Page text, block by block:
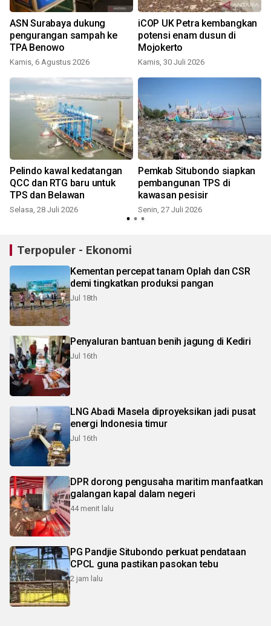
ASN Surabaya dukung
pengurangan sampah ke
TPA Benowo
Kamis, 6 Agustus 2026
iCOP UK Petra kembangkan
potensi enam dusun di
Mojokerto
Kamis, 30 Juli 2026
Pelindo kawal kedatangan
QCC dan RTG baru untuk
TPS dan Belawan
Selasa, 28 Juli 2026
Pemkab Situbondo siapkan
pembangunan TPS di
kawasan pesisir
Senin, 27 Juli 2026
Terpopuler - Ekonomi
Kementan percepat tanam Oplah dan CSR
demi tingkatkan produksi pangan
Jul 18th
Penyaluran bantuan benih jagung di Kediri
Jul 16th
LNG Abadi Masela diproyeksikan jadi pusat
energi Indonesia timur
Jul 16th
DPR dorong pengusaha maritim manfaatkan
galangan kapal dalam negeri
44 menit lalu
PG Pandjie Situbondo perkuat pendataan
CPCL guna pastikan pasokan tebu
2 jam lalu